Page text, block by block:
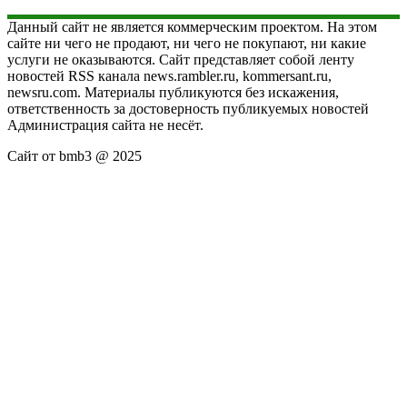
Данный сайт не является коммерческим проектом. На этом
сайте ни чего не продают, ни чего не покупают, ни какие
услуги не оказываются. Сайт представляет собой ленту
новостей RSS канала news.rambler.ru, kommersant.ru,
newsru.com. Материалы публикуются без искажения,
ответственность за достоверность публикуемых новостей
Администрация сайта не несёт.
Сайт от bmb3 @ 2025